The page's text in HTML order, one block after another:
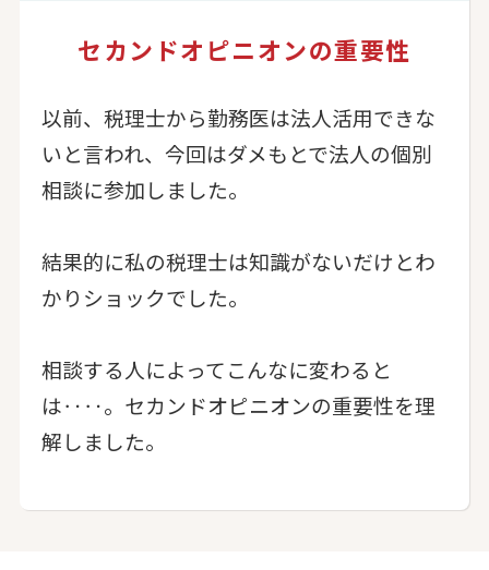
セカンドオピニオンの重要性
以前、税理士から勤務医は法人活用できな
いと言われ、今回はダメもとで法人の個別
相談に参加しました。
結果的に私の税理士は知識がないだけとわ
かりショックでした。
相談する人によってこんなに変わると
は‥‥。セカンドオピニオンの重要性を理
解しました。